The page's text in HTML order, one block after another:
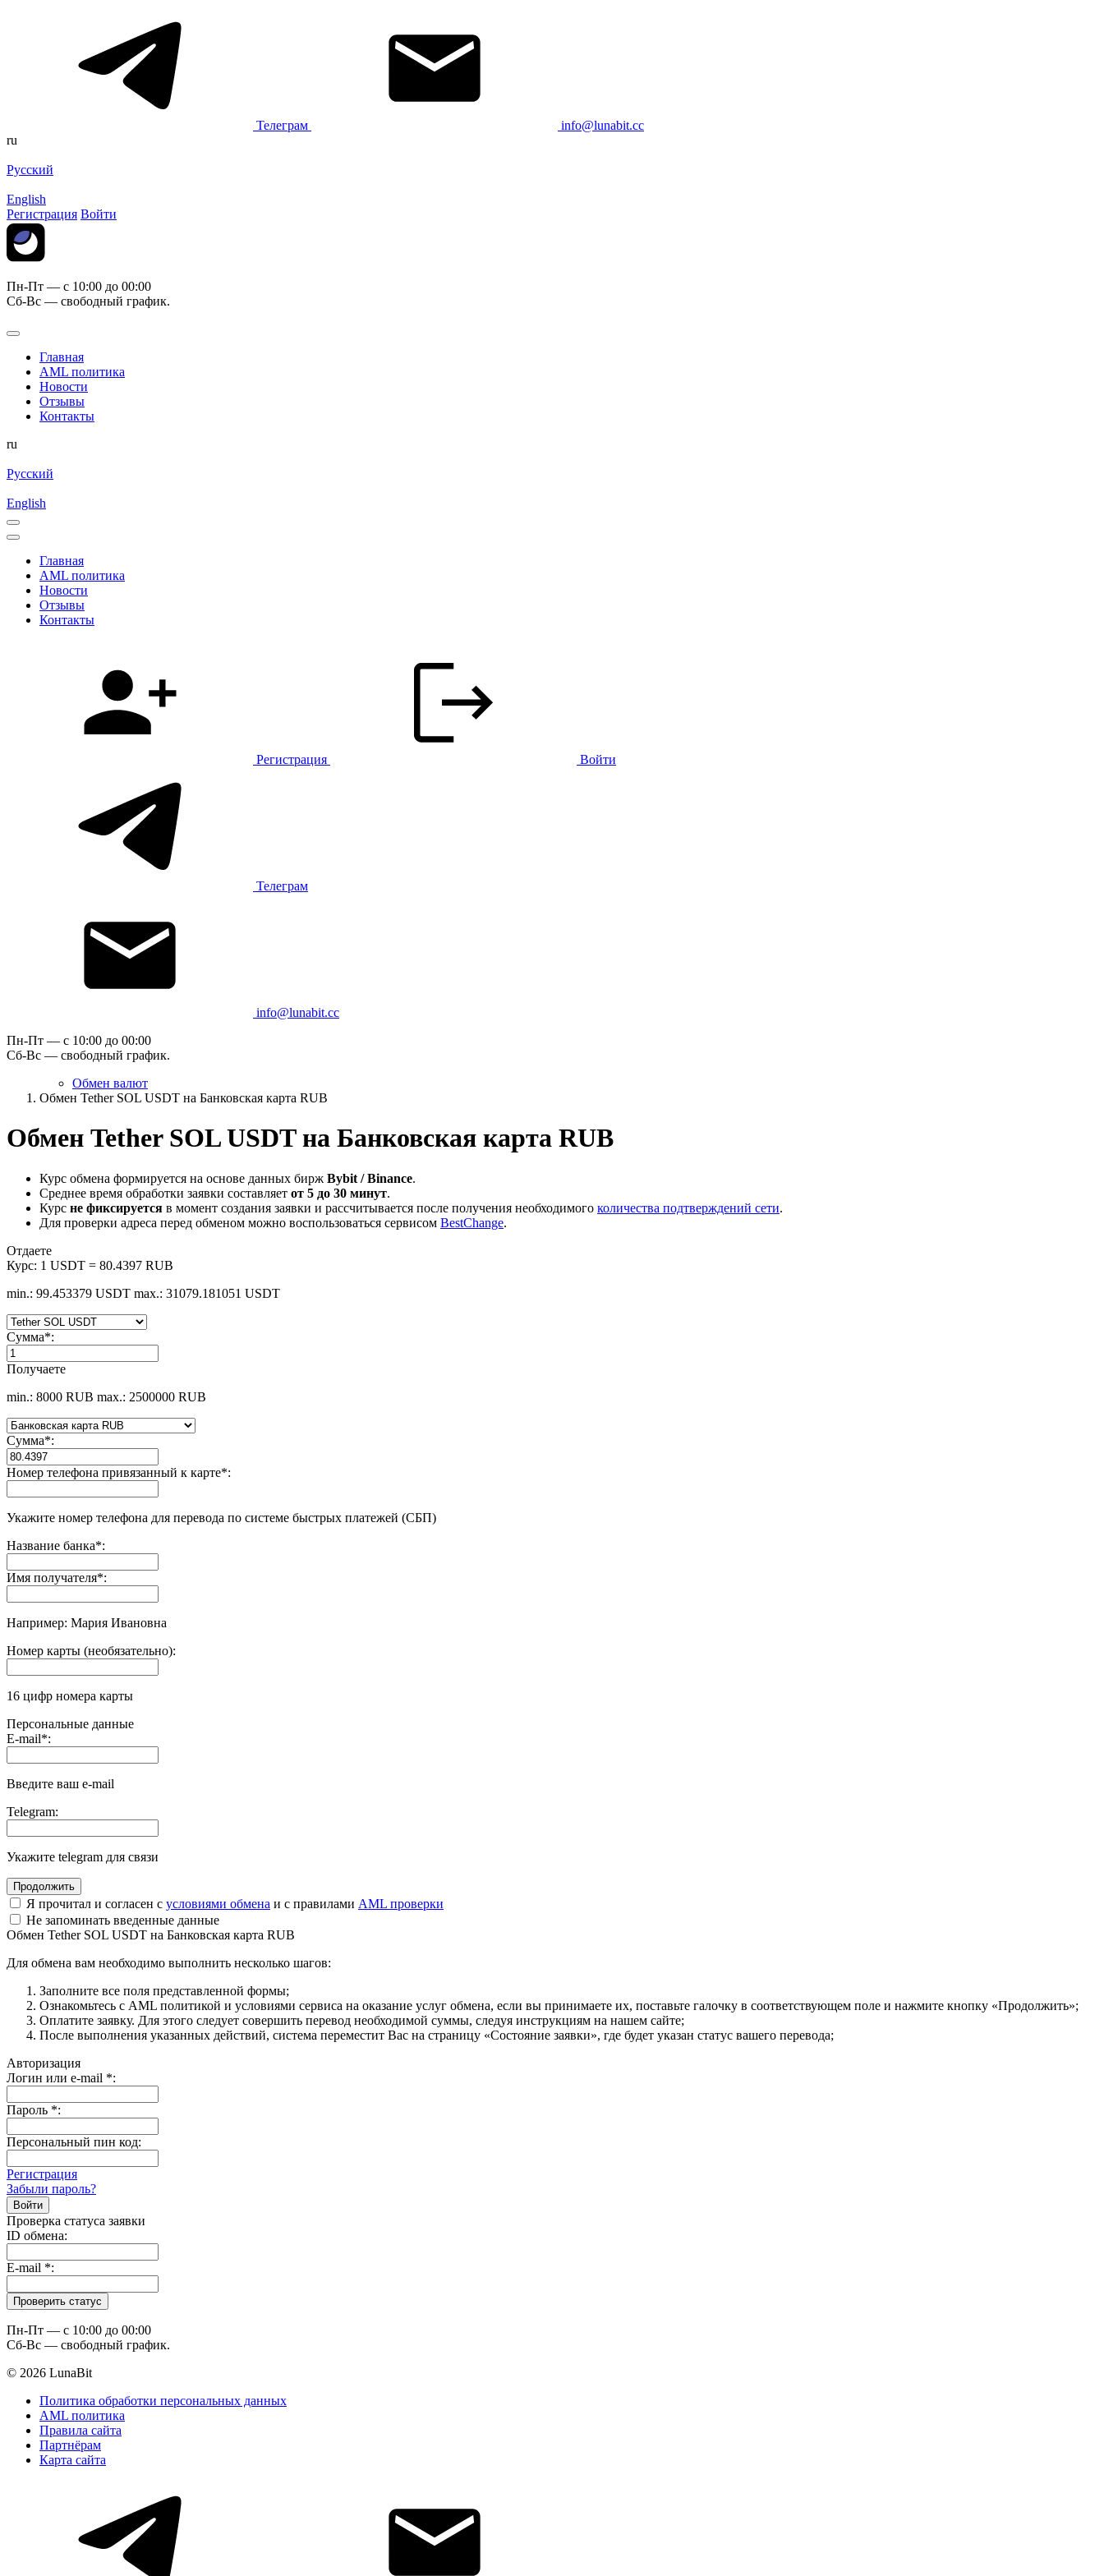
Телеграм
info@lunabit.cc
ru
Русский
English
Регистрация Войти
Пн-Пт — c 10:00 до 00:00
Сб-Вс — свободный график.
Главная
AML политика
Новости
Отзывы
Контакты
ru
Русский
English
Главная
AML политика
Новости
Отзывы
Контакты
Регистрация Войти
Телеграм
info@lunabit.cc
Пн-Пт — c 10:00 до 00:00
Сб-Вс — свободный график.
Обмен валют
Обмен Tether SOL USDT на Банковская карта RUB
Обмен Tether SOL USDT на Банковская карта RUB
Курс обмена формируется на основе данных бирж Bybit / Binance.
Среднее время обработки заявки составляет от 5 до 30 минут.
Курс не фиксируется в момент создания заявки и рассчитывается после получения необходимого количества подтверждений сети.
Для проверки адреса перед обменом можно воспользоваться сервисом BestChange.
Отдаете
Курс: 1 USDT = 80.4397 RUB
min.: 99.453379 USDT max.: 31079.181051 USDT
Сумма*:
Получаете
min.: 8000 RUB max.: 2500000 RUB
Сумма*:
Номер телефона привязанный к карте*:
Укажите номер телефона для перевода по системе быстрых платежей (СБП)
Название банка*:
Имя получателя*:
Например: Мария Ивановна
Номер карты (необязательно):
16 цифр номера карты
Персональные данные
E-mail*:
Введите ваш e-mail
Telegram:
Укажите telegram для связи
Я прочитал и согласен с условиями обмена и с правилами AML проверки
Не запоминать введенные данные
Обмен Tether SOL USDT на Банковская карта RUB
Для обмена вам необходимо выполнить несколько шагов:
Заполните все поля представленной формы;
Ознакомьтесь с AML политикой и условиями сервиса на оказание услуг обмена, если вы принимаете их, поставьте галочку в соответствующем поле и нажмите кнопку «Продолжить»;
Оплатите заявку. Для этого следует совершить перевод необходимой суммы, следуя инструкциям на нашем сайте;
После выполнения указанных действий, система переместит Вас на страницу «Состояние заявки», где будет указан статус вашего перевода;
Авторизация
Логин или e-mail *:
Пароль *:
Персональный пин код:
Регистрация
Забыли пароль?
Проверка статуса заявки
ID обмена:
E-mail *:
Пн-Пт — c 10:00 до 00:00
Сб-Вс — свободный график.
© 2026 LunaBit
Политика обработки персональных данных
AML политика
Правила сайта
Партнёрам
Карта сайта